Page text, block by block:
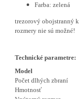
Farba: zelená
trezorový obojstranný
rozmery nie sú možné!
Technické parametre:
Model
Počet dlhých zbraní
Hmotnosť